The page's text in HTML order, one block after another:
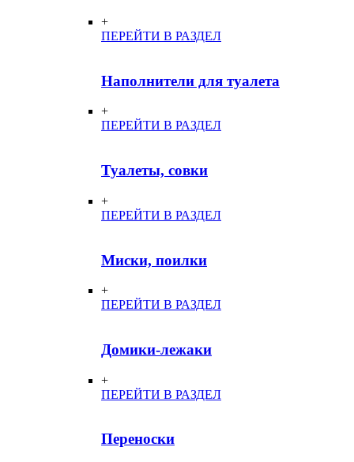
+
ПЕРЕЙТИ В РАЗДЕЛ
Наполнители для туалета
+
ПЕРЕЙТИ В РАЗДЕЛ
Туалеты, совки
+
ПЕРЕЙТИ В РАЗДЕЛ
Миски, поилки
+
ПЕРЕЙТИ В РАЗДЕЛ
Домики-лежаки
+
ПЕРЕЙТИ В РАЗДЕЛ
Переноски